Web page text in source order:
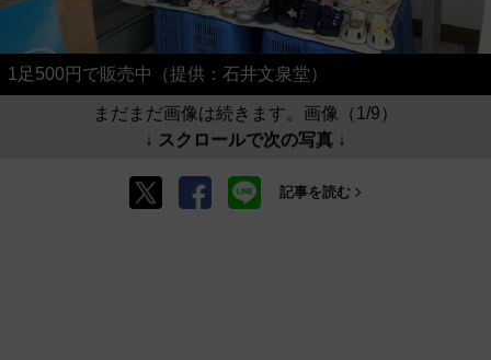
1足500円で販売中（提供：石井文泉堂）
まだまだ画像は続きます。画像（1/9）
↓ スクロールで次の写真 ↓
記事を読む